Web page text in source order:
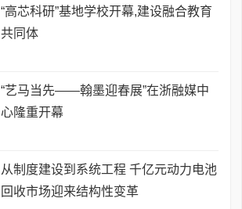
“高芯科研”基地学校开幕,建设融合教育
共同体
“艺马当先——翰墨迎春展”在浙融媒中
心隆重开幕
从制度建设到系统工程 千亿元动力电池
回收市场迎来结构性变革